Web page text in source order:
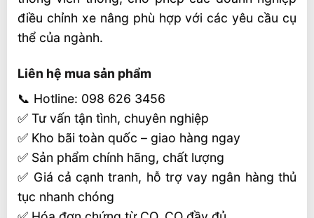
điều chỉnh xe nâng phù hợp với các yêu cầu cụ
thể của ngành.
Liên hệ mua sản phẩm
📞 Hotline: 098 626 3456
✅ Tư vấn tận tình, chuyên nghiệp
✅ Kho bãi toàn quốc – giao hàng ngay
✅ Sản phẩm chính hãng, chất lượng
✅ Giá cả cạnh tranh, hỗ trợ vay ngân hàng thủ
tục nhanh chóng